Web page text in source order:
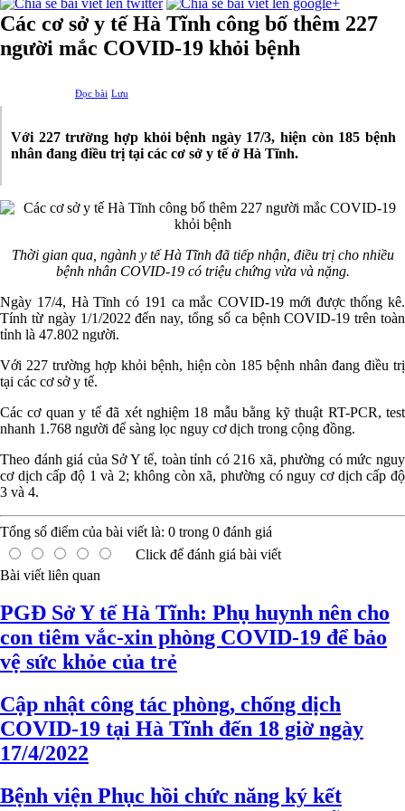
Các cơ sở y tế Hà Tĩnh công bố thêm 227
người mắc COVID-19 khỏi bệnh
Đọc bài Lưu
Với 227 trường hợp khỏi bệnh ngày 17/3, hiện còn 185 bệnh
nhân đang điều trị tại các cơ sở y tế ở Hà Tĩnh.
Thời gian qua, ngành y tế Hà Tĩnh đã tiếp nhận, điều trị cho nhiều
bệnh nhân COVID-19 có triệu chứng vừa và nặng.
Ngày 17/4, Hà Tĩnh có 191 ca mắc COVID-19 mới được thống kê.
Tính từ ngày 1/1/2022 đến nay, tổng số ca bệnh COVID-19 trên toàn
tỉnh là 47.802 người.
Với 227 trường hợp khỏi bệnh, hiện còn 185 bệnh nhân đang điều trị
tại các cơ sở y tế.
Các cơ quan y tế đã xét nghiệm 18 mẫu bằng kỹ thuật RT-PCR, test
nhanh 1.768 người để sàng lọc nguy cơ dịch trong cộng đồng.
Theo đánh giá của Sở Y tế, toàn tỉnh có 216 xã, phường có mức nguy
cơ dịch cấp độ 1 và 2; không còn xã, phường có nguy cơ dịch cấp độ
3 và 4.
Tổng số điểm của bài viết là: 0 trong 0 đánh giá
Click để đánh giá bài viết
Bài viết liên quan
PGĐ Sở Y tế Hà Tĩnh: Phụ huynh nên cho
con tiêm vắc-xin phòng COVID-19 để bảo
vệ sức khỏe của trẻ
Cập nhật công tác phòng, chống dịch
COVID-19 tại Hà Tĩnh đến 18 giờ ngày
17/4/2022
Bệnh viện Phục hồi chức năng ký kết